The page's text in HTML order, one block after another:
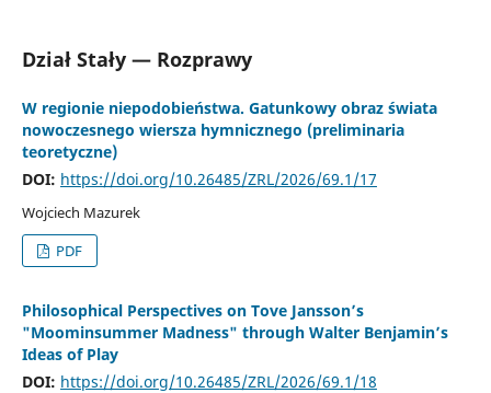
Dział Stały — Rozprawy
W regionie niepodobieństwa. Gatunkowy obraz świata
nowoczesnego wiersza hymnicznego (preliminaria
teoretyczne)
DOI: https://doi.org/10.26485/ZRL/2026/69.1/17
Wojciech Mazurek
PDF
Philosophical Perspectives on Tove Jansson’s
"Moominsummer Madness" through Walter Benjamin’s
Ideas of Play
DOI: https://doi.org/10.26485/ZRL/2026/69.1/18